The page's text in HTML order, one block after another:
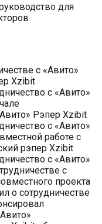
для
с «Авито»
Xzibit
с «Авито»
Рэпер Xzibit
с «Авито»
работе с
рэпер Xzibit
с «Авито»
с
проекта
о сотрудничестве